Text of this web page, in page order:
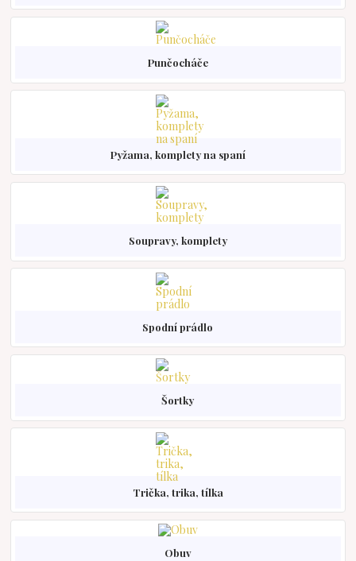
Punčocháče
Pyžama, komplety na spaní
Soupravy, komplety
Spodní prádlo
Šortky
Trička, trika, tílka
Obuv